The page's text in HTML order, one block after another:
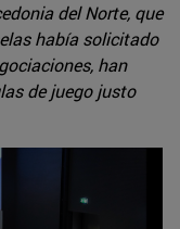
del Norte, que
había solicitado
han
de juego justo